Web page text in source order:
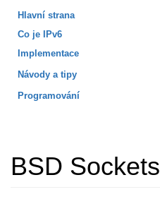
Hlavní strana
Co je IPv6
Implementace
Návody a tipy
Programování
BSD Sockets